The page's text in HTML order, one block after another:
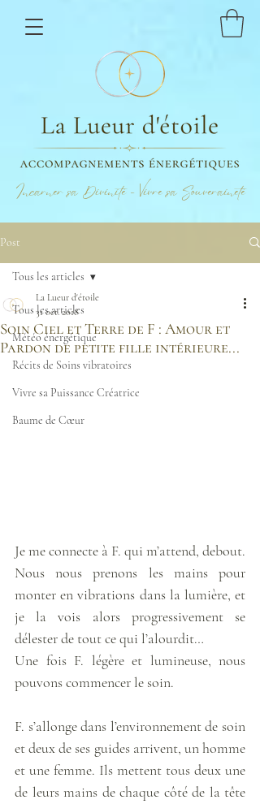
Incarner sa Divinité - Vivre sa Souveraineté
Post
Tous les articles
Météo énergétique
Récits de Soins vibratoires
Vivre sa Puissance Créatrice
Baume de Cœur
Tous les articles
Soin Ciel et Terre de F : Amour et
Pardon de petite fille intérieure...
La Lueur d'étoile
31 oct. 2018
Je me connecte à F. qui m’attend, debout.
Nous nous prenons les mains pour
monter en vibrations dans la lumière, et
je la vois alors progressivement se
délester de tout ce qui l’alourdit…
Une fois F. légère et lumineuse, nous
pouvons commencer le soin.
F. s’allonge dans l’environnement de soin
et deux de ses guides arrivent, un homme
et une femme. Ils mettent tous deux une
de leurs mains de chaque côté de la tête